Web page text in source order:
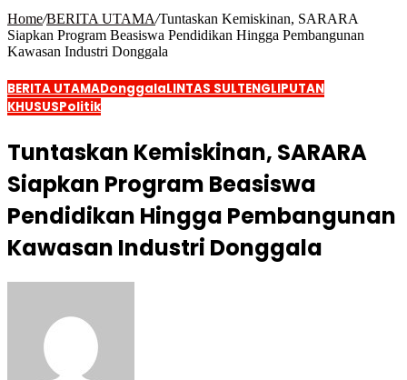
Home/BERITA UTAMA/Tuntaskan Kemiskinan, SARARA
Siapkan Program Beasiswa Pendidikan Hingga Pembangunan
Kawasan Industri Donggala
BERITA UTAMADonggalaLINTAS SULTENGLIPUTAN
KHUSUSPolitik
Tuntaskan Kemiskinan, SARARA
Siapkan Program Beasiswa
Pendidikan Hingga Pembangunan
Kawasan Industri Donggala